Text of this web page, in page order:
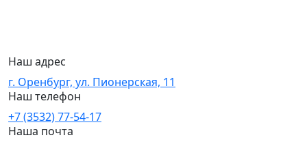
Наш адрес
г. Оренбург, ул. Пионерская, 11
Наш телефон
+7 (3532) 77-54-17
Наша почта